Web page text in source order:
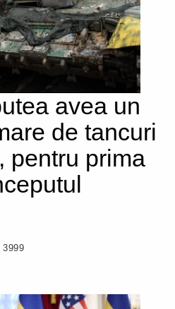
avea un
de tancuri
pentru prima
3999